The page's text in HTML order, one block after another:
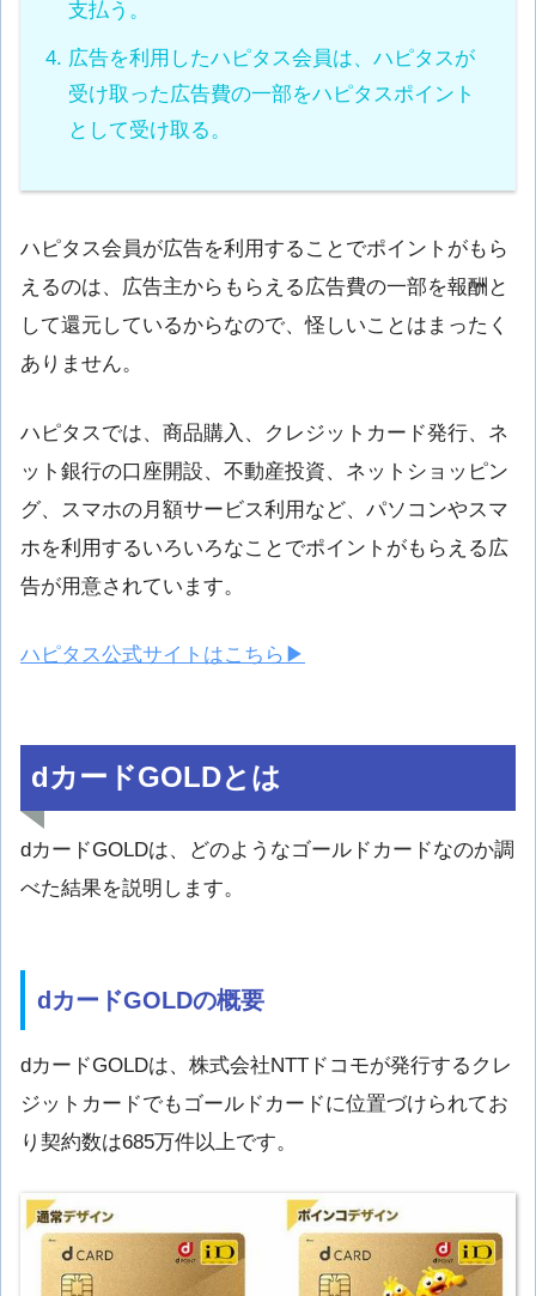
支払う。
広告を利用したハピタス会員は、ハピタスが
受け取った広告費の一部をハピタスポイント
として受け取る。
ハピタス会員が広告を利用することでポイントがもら
えるのは、広告主からもらえる広告費の一部を報酬と
して還元しているからなので、怪しいことはまったく
ありません。
ハピタスでは、商品購入、クレジットカード発行、ネ
ット銀行の口座開設、不動産投資、ネットショッピン
グ、スマホの月額サービス利用など、パソコンやスマ
ホを利用するいろいろなことでポイントがもらえる広
告が用意されています。
ハピタス公式サイトはこちら▶
dカードGOLDとは
dカードGOLDは、どのようなゴールドカードなのか調
べた結果を説明します。
dカードGOLDの概要
dカードGOLDは、株式会社NTTドコモが発行するクレ
ジットカードでもゴールドカードに位置づけられてお
り契約数は685万件以上です。